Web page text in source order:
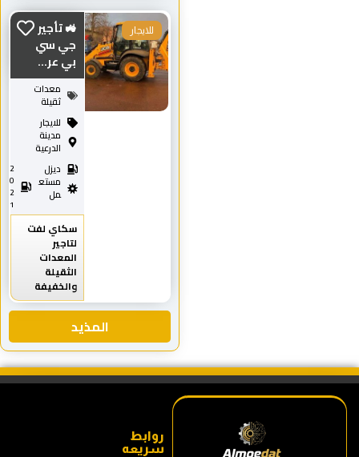
المذيد
🚜 تأجير
جي سي
بي عر...
معدات
ثقيلة
للايجار
مدينة
الدرعية
ديزل
مستع
مل
0
2
سكاي لفت
لتاجير
المعدات
الثقيلة
والخفيفة
للايجار
روابط
سريعه